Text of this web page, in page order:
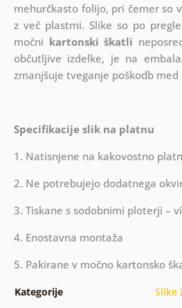
mehurčkasto folijo, pri čemer so
z več plastmi. Slike so po
močni kartonski škatli
občutljive izdelke, je na
zmanjšuje tveganje poškodb med
Specifikacije slik na platnu
1. Natisnjene na kakovostno
2. Ne potrebujejo dodatnega
3. Tiskane s sodobnimi ploterji –
4. Enostavna montaža
5. Pakirane v močno kartonsko
Kategorije Slike